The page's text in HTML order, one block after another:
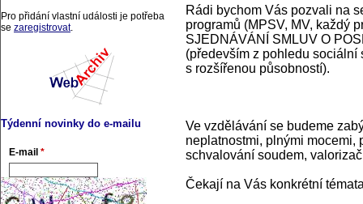
Rádi bychom Vás pozvali na
programů (MPSV, MV, každý
SJEDNÁVÁNÍ SMLUV O
(především z pohledu sociální
s rozšířenou působností).
Ve vzdělávání se budeme
neplatnostmi, plnými mocemi,
schvalování soudem,
Čekají na Vás konkrétní
Pro přidání vlastní události je potřeba
se zaregistrovat.
Týdenní novinky do e-mailu
E-mail *